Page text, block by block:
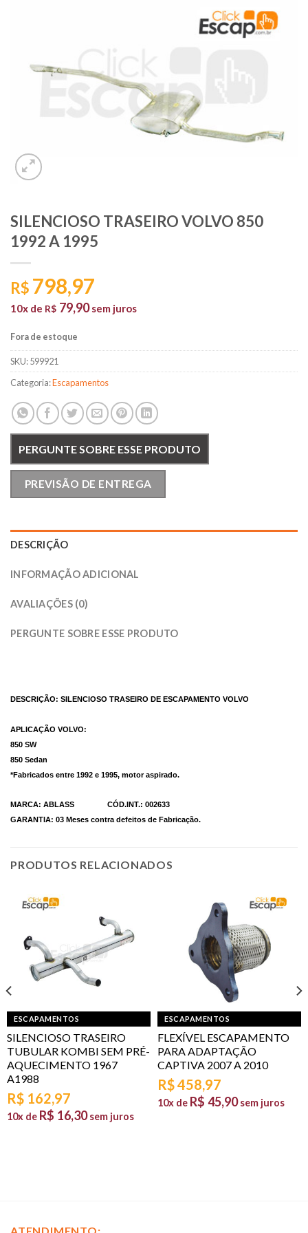
SILENCIOSO TRASEIRO VOLVO 850
1992 A 1995
R$ 798,97
10x de R$ 79,90 sem juros
Fora de estoque
SKU:599921
Categoria:Escapamentos
PERGUNTE SOBRE ESSE PRODUTO
PREVISÃO DE ENTREGA
DESCRIÇÃO
INFORMAÇÃO ADICIONAL
AVALIAÇÕES (0)
PERGUNTE SOBRE ESSE PRODUTO
DESCRIÇÃO: SILENCIOSO TRASEIRO DE ESCAPAMENTO VOLVO
APLICAÇÃO VOLVO:
850 SW
850 Sedan
*Fabricados entre 1992 e 1995, motor aspirado.
MARCA: ABLASS CÓD.INT.: 002633
GARANTIA: 03 Meses contra defeitos de Fabricação.
PRODUTOS RELACIONADOS
ESCAPAMENTOS
SILENCIOSO TRASEIRO
TUBULAR KOMBI SEM PRÉ-
AQUECIMENTO 1967
A1988
R$ 162,97
10x de R$ 16,30 sem juros
ESCAPAMENTOS
FLEXÍVEL ESCAPAMENTO
PARA ADAPTAÇÃO
CAPTIVA 2007 A 2010
R$458,97
10x de R$ 45,90 sem juros